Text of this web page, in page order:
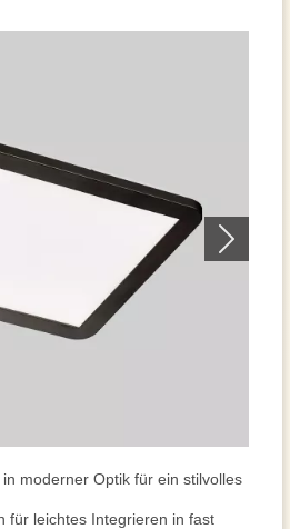
in moderner Optik für ein stilvolles
für leichtes Integrieren in fast